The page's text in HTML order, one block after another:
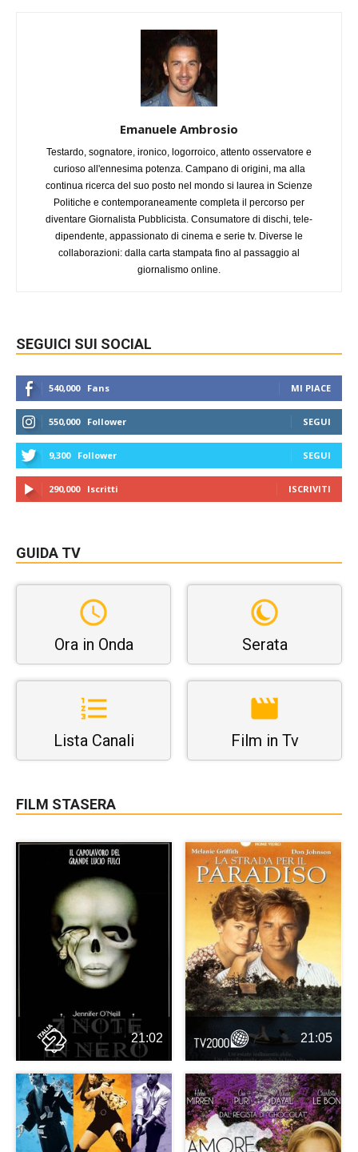
Emanuele Ambrosio
Testardo, sognatore, ironico, logorroico, attento osservatore e
curioso all'ennesima potenza. Campano di origini, ma alla
continua ricerca del suo posto nel mondo si laurea in Scienze
Politiche e contemporaneamente completa il percorso per
diventare Giornalista Pubblicista. Consumatore di dischi, tele-
dipendente, appassionato di cinema e serie tv. Diverse le
collaborazioni: dalla carta stampata fino al passaggio al
giornalismo online.
SEGUICI SUI SOCIAL
540,000 Fans MI PIACE
550,000 Follower SEGUI
9,300 Follower SEGUI
290,000 Iscritti ISCRIVITI
GUIDA TV
Ora in Onda Serata
Lista Canali Film in Tv
FILM STASERA
21:02 21:05